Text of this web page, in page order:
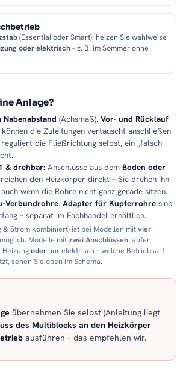
(Essential oder Smart): heizen Sie wahlweise
oder elektrisch– z. B. im Sommer ohne
Anlage?
(Achsmaß). Vor- und Rücklauf
können die Zuleitungen vertauscht anschließen
die Fließrichtung selbst, ein „falsch
& drehbar: Anschlüsse aus dem Boden oder
den Heizkörper direkt – Sie drehen ihn
wenn die Rohre nicht ganz gerade sitzen.
Verbundrohre. Adapter für Kupferrohre sind
– separat im Fachhandel erhältlich.
& Strom kombiniert) ist bei Modellen mitvier
möglich. Modelle mitzwei Anschlüssen laufen
oder nur elektrisch – welche Betriebsart
sehen Sie oben im Schema.
übernehmen Sie selbst (Anleitung liegt
des Multiblocks an den Heizkörper
ausführen – das empfehlen wir.